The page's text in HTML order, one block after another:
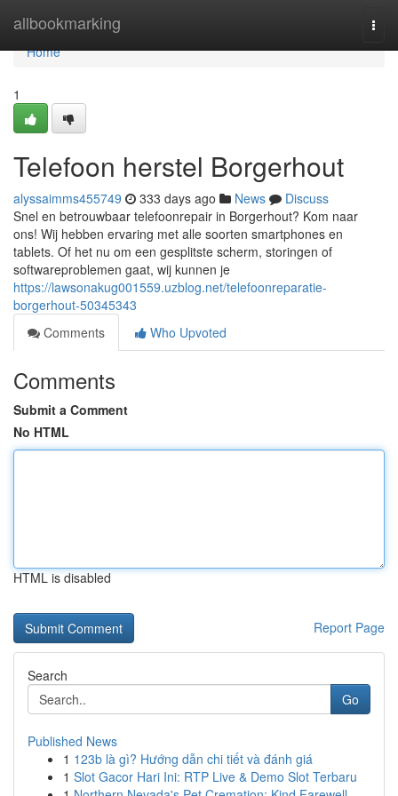
allbookmarking
Home
Home
1
Telefoon herstel Borgerhout
alyssaimms455749 333 days ago News
Discuss
Snel en betrouwbaar telefoonrepair in Borgerhout? Kom naar
ons! Wij hebben ervaring met alle soorten smartphones en
tablets. Of het nu om een gesplitste scherm, storingen of
softwareproblemen gaat, wij kunnen je
https://lawsonakug001559.uzblog.net/telefoonreparatie-
borgerhout-50345343
Comments
Who Upvoted
Comments
Submit a Comment
No HTML
HTML is disabled
Report Page
Search
Go
Published News
1 123b là gì? Hướng dẫn chi tiết và đánh giá
1 Slot Gacor Hari Ini: RTP Live & Demo Slot Terbaru